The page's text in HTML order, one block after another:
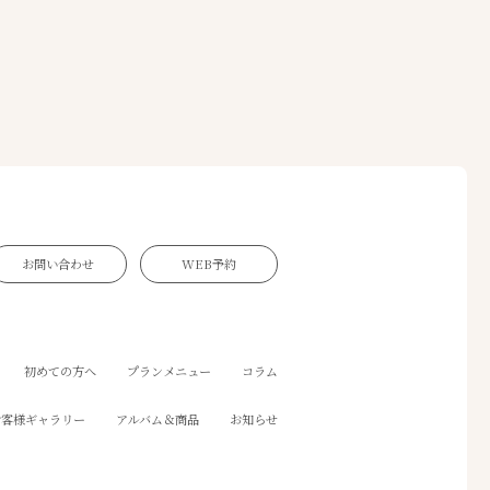
お問い合わせ WEB予約
初めての方へ プランメニュー コラム
様ギャラリー アルバム＆商品 お知らせ